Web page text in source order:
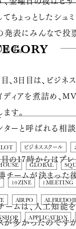
ビジネススクール
GLOBAL
10ZINE 1MEETING
AIRPO
APPLICATION
てちょっとしたシ
発表にみんなで投
ます。
、3日目は、ビジネ
ディアを煮詰め、
ます。
ターと呼ばれる相
の17時からはプ
チームが決まった
ームは、人工知能
多かったのです